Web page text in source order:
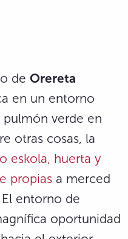
de Orereta
en un entorno
verde en
otras cosas, la
eskola, huerta y
propias a merced
entorno de
oportunidad